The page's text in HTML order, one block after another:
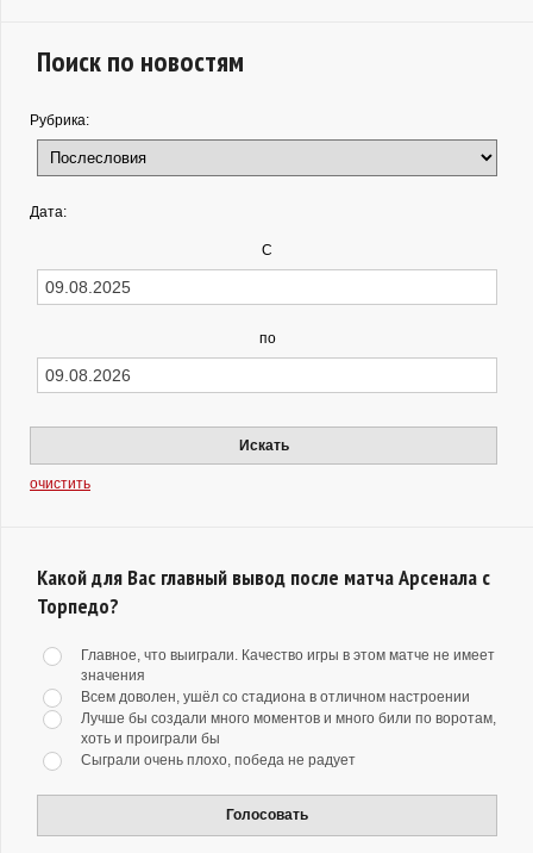
Поиск по новостям
Рубрика:
Дата:
С
по
Искать
очистить
Какой для Вас главный вывод после матча Арсенала с
Торпедо?
Главное, что выиграли. Качество игры в этом матче не имеет
значения
Всем доволен, ушёл со стадиона в отличном настроении
Лучше бы создали много моментов и много били по воротам,
хоть и проиграли бы
Сыграли очень плохо, победа не радует
Голосовать